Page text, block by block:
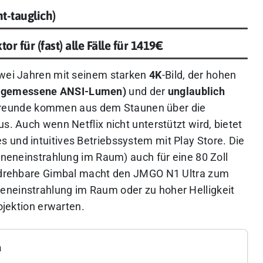
tauglich)
für (fast) alle Fälle für 1419€
Jahren mit seinem starken 4K-Bild, der hohen
ANSI-Lumen) und der unglaublich
kommen aus dem Staunen über die
Auch wenn Netflix nicht unterstützt wird, bietet
und intuitives Betriebssystem mit Play Store. Die
im Raum) auch für eine 80 Zoll
Gimbal macht den JMGO N1 Ultra zum
im Raum oder zu hoher Helligkeit
erwarten.